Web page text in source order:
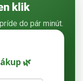
klik
do pár minút.
🌿